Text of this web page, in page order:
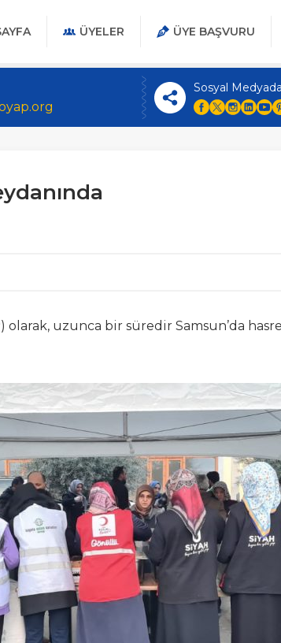
ÜYELER ÜYE BAŞVURU
Sosyal
olarak, uzunca bir süredir Samsun’da